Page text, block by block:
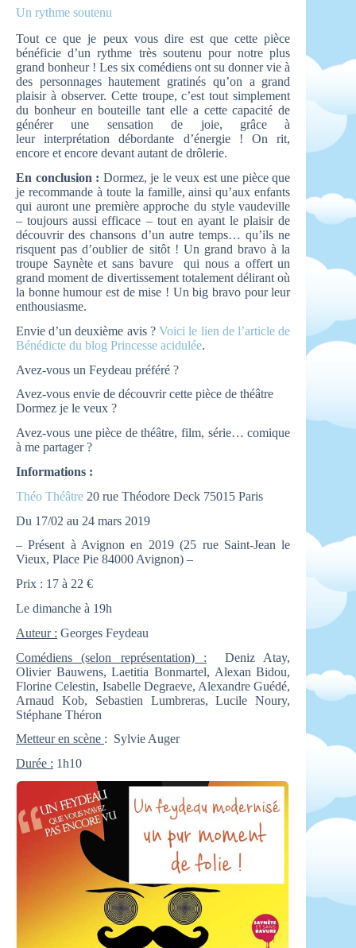
Un rythme soutenu
Tout ce que je peux vous dire est que cette pièce
bénéficie d’un rythme très soutenu pour notre plus
grand bonheur ! Les six comédiens ont su donner vie à
des personnages hautement gratinés qu’on a grand
plaisir à observer. Cette troupe, c’est tout simplement
du bonheur en bouteille tant elle a cette capacité de
générer une sensation de joie, grâce à
leur interprétation débordante d’énergie ! On rit,
encore et encore devant autant de drôlerie.
En conclusion : Dormez, je le veux est une pièce que
je recommande à toute la famille, ainsi qu’aux enfants
qui auront une première approche du style vaudeville
– toujours aussi efficace – tout en ayant le plaisir de
découvrir des chansons d’un autre temps… qu’ils ne
risquent pas d’oublier de sitôt ! Un grand bravo à la
troupe Saynète et sans bavure qui nous a offert un
grand moment de divertissement totalement délirant où
la bonne humour est de mise ! Un big bravo pour leur
enthousiasme.
Envie d’un deuxième avis ?Voici le lien de l’article de
Bénédicte du blog Princesse acidulée.
Avez-vous un Feydeau préféré ?
Avez-vous envie de découvrir cette pièce de théâtre
Dormez je le veux ?
Avez-vous une pièce de théâtre, film, série… comique
à me partager ?
Informations :
Théo Théâtre 20 rue Théodore Deck 75015 Paris
Du 17/02 au 24 mars 2019
– Présent à Avignon en 2019 (25 rue Saint-Jean le
Vieux, Place Pie 84000 Avignon) –
Prix : 17 à 22 €
Le dimanche à 19h
Auteur : Georges Feydeau
Comédiens (selon représentation) : Deniz Atay,
Olivier Bauwens, Laetitia Bonmartel, Alexan Bidou,
Florine Celestin, Isabelle Degraeve, Alexandre Guédé,
Arnaud Kob, Sebastien Lumbreras, Lucile Noury,
Stéphane Théron
Metteur en scène : Sylvie Auger
Durée : 1h10